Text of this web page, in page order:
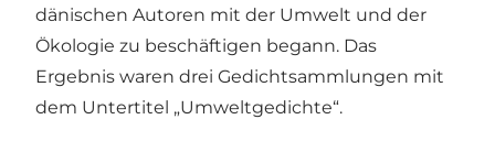
dänischen Autoren mit der Umwelt und der
Ökologie zu beschäftigen begann. Das
Ergebnis waren drei Gedichtsammlungen mit
dem Untertitel „Umweltgedichte“.